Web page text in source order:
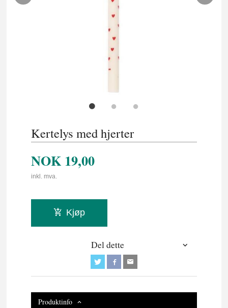
Kertelys med hjerter
NOK 19,00
inkl. mva.
Kjøp
Del dette
Produktinfo